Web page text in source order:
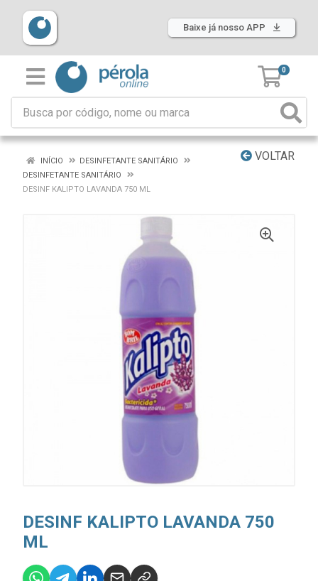
Baixe já nosso APP
0
VOLTAR
INÍCIO
DESINFETANTE SANITÁRIO
DESINFETANTE SANITÁRIO
DESINF KALIPTO LAVANDA 750 ML
DESINF KALIPTO LAVANDA 750
ML